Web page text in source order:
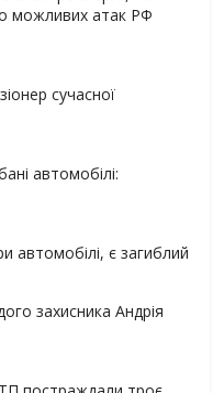
можливих атак РФ
сучасної
автомобілі:
автомобілі, є загиблий
захисника Андрія